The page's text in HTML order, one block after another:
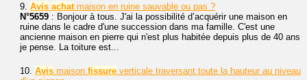
9. Avis achat maison en ruine sauvable ou pas ?
N°5659 : Bonjour à tous. J'ai la possibilité d’acquérir une maison en
ruine dans le cadre d'une succession dans ma famille. C'est une
ancienne maison en pierre qui n'est plus habitée depuis plus de 40 ans
je pense. La toiture est...
10. Avis maison fissure verticale traversant toute la hauteur au niveau